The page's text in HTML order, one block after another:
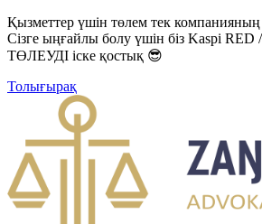
Қызметтер үшін төлем тек
Сізге ыңғайлы болу үшін біз Kaspi
ТӨЛЕУДІ іске қостық 😎
Толығырақ